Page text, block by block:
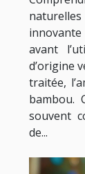
avant
d’origine
traitée,
bambou.
souvent
de...